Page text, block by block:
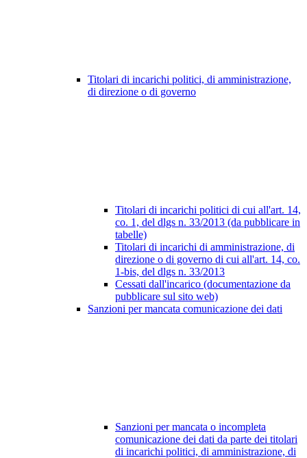
Titolari di incarichi politici, di amministrazione,
di direzione o di governo
Titolari di incarichi politici di cui all'art. 14,
co. 1, del dlgs n. 33/2013 (da pubblicare in
tabelle)
Titolari di incarichi di amministrazione, di
direzione o di governo di cui all'art. 14, co.
1-bis, del dlgs n. 33/2013
Cessati dall'incarico (documentazione da
pubblicare sul sito web)
Sanzioni per mancata comunicazione dei dati
Sanzioni per mancata o incompleta
comunicazione dei dati da parte dei titolari
di incarichi politici, di amministrazione, di